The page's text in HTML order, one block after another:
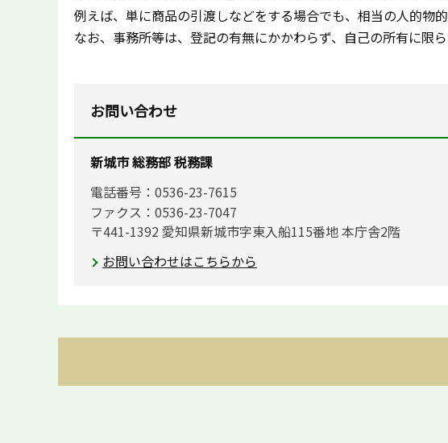
例えば、単に商品の引渡しなどをする場合でも、相当の人的物
なお、事務所等は、登記の有無にかかわらず、自己の所有に限
お問い合わせ
新城市 総務部 税務課
電話番号：0536-23-7615
ファクス：0536-23-7047
〒441-1392 愛知県新城市字東入船115番地 本庁舎2階
お問い合わせはこちらから